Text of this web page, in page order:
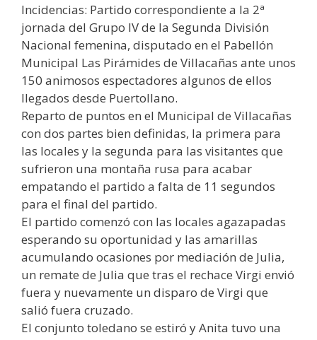
Incidencias: Partido correspondiente a la 2ª
jornada del Grupo IV de la Segunda División
Nacional femenina, disputado en el Pabellón
Municipal Las Pirámides de Villacañas ante unos
150 animosos espectadores algunos de ellos
llegados desde Puertollano.
Reparto de puntos en el Municipal de Villacañas
con dos partes bien definidas, la primera para
las locales y la segunda para las visitantes que
sufrieron una montaña rusa para acabar
empatando el partido a falta de 11 segundos
para el final del partido.
El partido comenzó con las locales agazapadas
esperando su oportunidad y las amarillas
acumulando ocasiones por mediación de Julia,
un remate de Julia que tras el rechace Virgi envió
fuera y nuevamente un disparo de Virgi que
salió fuera cruzado.
El conjunto toledano se estiró y Anita tuvo una